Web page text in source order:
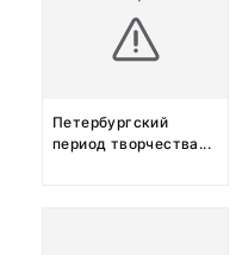
Петербургский
период творчества ...